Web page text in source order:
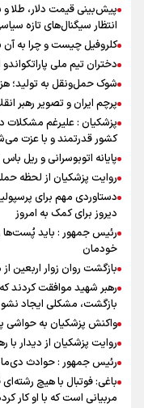
انتظار سیگنال‌های تازه
کلروفیل چیست و چرا به
دختران تیم ملی پاراتکواندو
شوک حمل‌ونقل به تولید؛ هزینه حمل کالا
پرچم ایران و تصویر رهبر
پزشکیان : علیرغم مشکلات
کشور قدرتمند و با عزت
پایانه اتوبوسرانی و ریل
روایت پزشکیان از لحظه
دستاوردی مهم برای
دیروز برای کمک به امروز
رئیس جمهور : باید پُست‌ها
خودمان
بازگشت روان زوار اربعین
رهبر شهید موافقت کردند
بازگشت، مشکلی ایجاد
واکنش پزشکیان به حواشی
روایت پزشکیان از دیدار
رئیس جمهور : حوادث
باغی: فوتبال با هیچ
مربیانی است که با او کار